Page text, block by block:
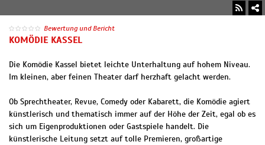
Bewertung und Bericht
KOMÖDIE KASSEL
Die Komödie Kassel bietet leichte Unterhaltung auf hohem Niveau.
Im kleinen, aber feinen Theater darf herzhaft gelacht werden.
Ob Sprechtheater, Revue, Comedy oder Kabarett, die Komödie agiert
künstlerisch und thematisch immer auf der Höhe der Zeit, egal ob es
sich um Eigenproduktionen oder Gastspiele handelt. Die
künstlerische Leitung setzt auf tolle Premieren, großartige